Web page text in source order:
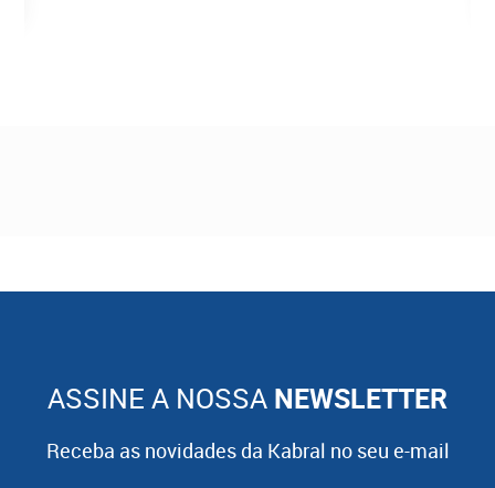
ASSINE A NOSSA NEWSLETTER
Receba as novidades da Kabral no seu e-mail